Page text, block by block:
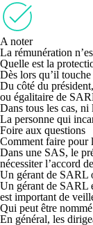
A noter
La rémunération
Quelle est la
Dès lors qu’il
Du côté du
ou égalitaire de
Dans tous les cas, ni
La personne qui
Foire aux questions
Comment faire pour
Dans une SAS, le
nécessiter l’accord
Un gérant de SARL
Un gérant de SARL
est important de
Qui peut être
En général, les